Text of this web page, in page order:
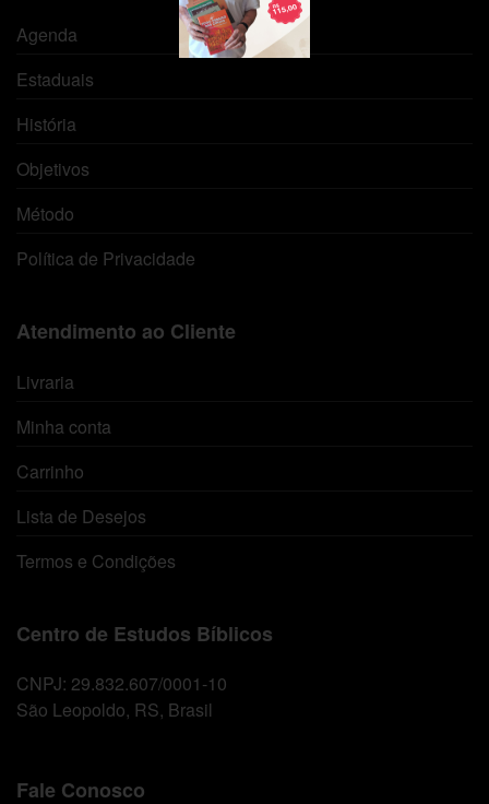
Agenda
Estaduais
História
Objetivos
Método
Política de Privacidade
Atendimento ao Cliente
Livraria
Minha conta
Carrinho
Lista de Desejos
Termos e Condições
Centro de Estudos Bíblicos
CNPJ: 29.832.607/0001-10
São Leopoldo, RS, Brasil
Fale Conosco